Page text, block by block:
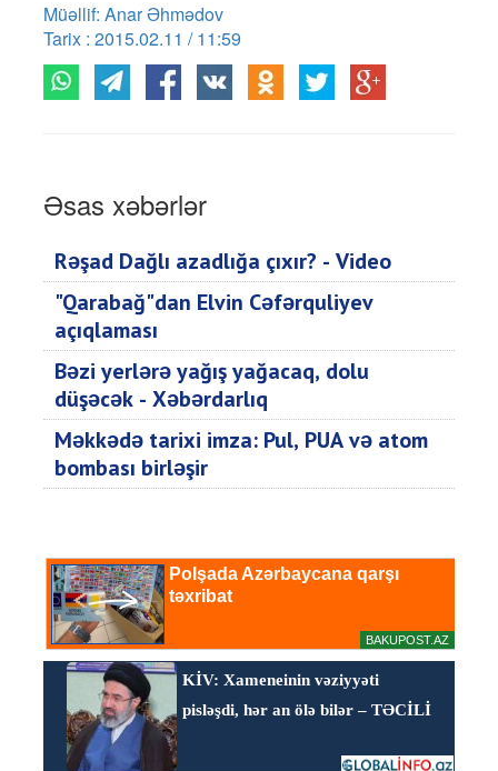
Müəllif: Anar Əhmədov
Tarix : 2015.02.11 / 11:59
Əsas xəbərlər
Rəşad Dağlı azadlığa çıxır? - Video
"Qarabağ"dan Elvin Cəfərquliyev
açıqlaması
Bəzi yerlərə yağış yağacaq, dolu
düşəcək - Xəbərdarlıq
Məkkədə tarixi imza: Pul, PUA və atom
bombası birləşir